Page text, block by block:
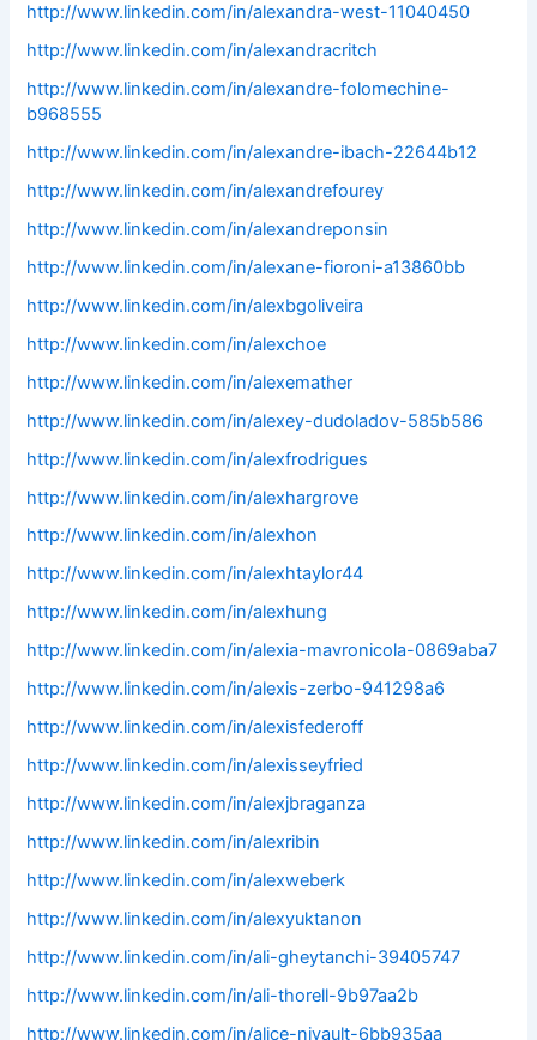
http://www.linkedin.com/in/alexandra-west-11040450
http://www.linkedin.com/in/alexandracritch
http://www.linkedin.com/in/alexandre-folomechine-
b968555
http://www.linkedin.com/in/alexandre-ibach-22644b12
http://www.linkedin.com/in/alexandrefourey
http://www.linkedin.com/in/alexandreponsin
http://www.linkedin.com/in/alexane-fioroni-a13860bb
http://www.linkedin.com/in/alexbgoliveira
http://www.linkedin.com/in/alexchoe
http://www.linkedin.com/in/alexemather
http://www.linkedin.com/in/alexey-dudoladov-585b586
http://www.linkedin.com/in/alexfrodrigues
http://www.linkedin.com/in/alexhargrove
http://www.linkedin.com/in/alexhon
http://www.linkedin.com/in/alexhtaylor44
http://www.linkedin.com/in/alexhung
http://www.linkedin.com/in/alexia-mavronicola-0869aba7
http://www.linkedin.com/in/alexis-zerbo-941298a6
http://www.linkedin.com/in/alexisfederoff
http://www.linkedin.com/in/alexisseyfried
http://www.linkedin.com/in/alexjbraganza
http://www.linkedin.com/in/alexribin
http://www.linkedin.com/in/alexweberk
http://www.linkedin.com/in/alexyuktanon
http://www.linkedin.com/in/ali-gheytanchi-39405747
http://www.linkedin.com/in/ali-thorell-9b97aa2b
http://www.linkedin.com/in/alice-nivault-6bb935aa